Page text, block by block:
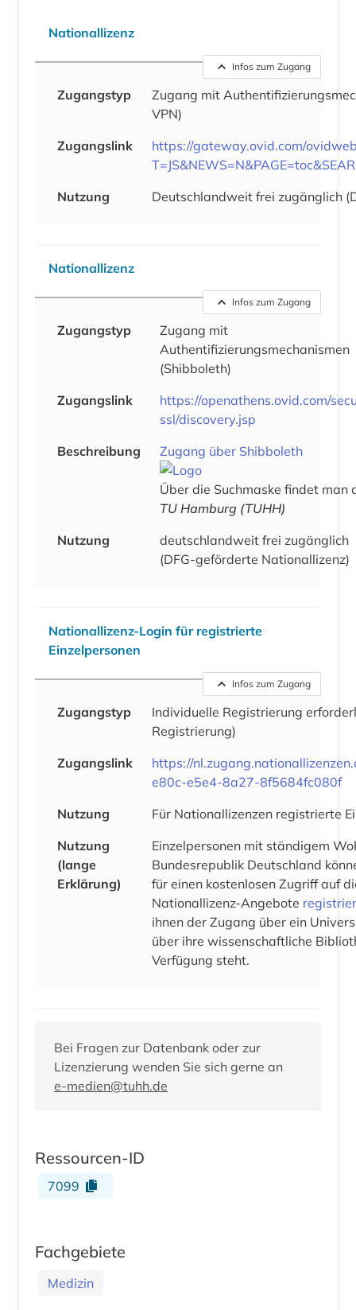
Nationallizenz
Infos zum Zugang
Zugangstyp
Zugang mit
VPN)
Zugangslink
https://gateway.ovid.com/
Nutzung
Deutschlandweit frei zugänglich
Nationallizenz
Infos zum Zugang
Zugangstyp
Zugang mit
Authentifizierungsmechanismen
(Shibboleth)
Zugangslink
https://openathens.ovid.com/
ssl/discovery.jsp
Beschreibung
Zugang über Shibboleth
Über die Suchmaske findet man
TU Hamburg (TUHH)
Nutzung
deutschlandweit frei zugänglich
(DFG-geförderte Nationallizenz)
Nationallizenz-Login für registrierte
Einzelpersonen
Infos zum Zugang
Zugangstyp
Individuelle Registrierung
Registrierung)
Zugangslink
https://
e80c-e5e4-8a27-8f5684fc080f
Nutzung
Für Nationallizenzen registrierte
Nutzung
(lange
Erklärung)
Einzelpersonen mit ständigem
Bundesrepublik Deutschland
für einen kostenlosen Zugriff auf
Nationallizenz-Angebote
ihnen der Zugang über ein
über ihre wissenschaftliche
Verfügung steht.
Bei Fragen zur Datenbank oder zur
Lizenzierung wenden Sie sich gerne an
e-medien@tuhh.de
Ressourcen-ID
7099
Fachgebiete
Medizin